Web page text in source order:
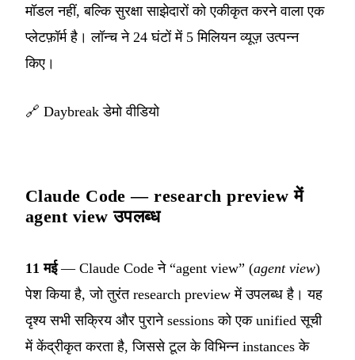
मॉडल नहीं, बल्कि सुरक्षा साझेदारों को एकीकृत करने वाला एक
प्लेटफ़ॉर्म है। लॉन्च ने 24 घंटों में 5 मिलियन व्यूज़ उत्पन्न
किए।
🔗 Daybreak डेमो वीडियो
Claude Code — research preview में
agent view उपलब्ध
11 मई— Claude Code ने “agent view” (agent view)
पेश किया है, जो तुरंत research preview में उपलब्ध है। यह
दृश्य सभी सक्रिय और पुराने sessions को एक unified सूची
में केंद्रीकृत करता है, जिससे टूल के विभिन्न instances के